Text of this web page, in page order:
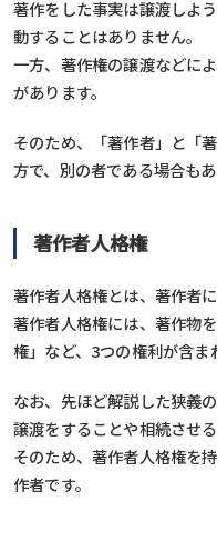
著作をした事実は譲渡しよ
動することはありません。
一方、著作権の譲渡などに
があります。
そのため、「著作者」と「
方で、別の者である場合も
著作者人格権
著作者人格権とは、著作者
著作者人格権には、著作物
権」など、3つの権利が含ま
なお、先ほど解説した狭義
譲渡をすることや相続させ
そのため、著作者人格権を
作者です。